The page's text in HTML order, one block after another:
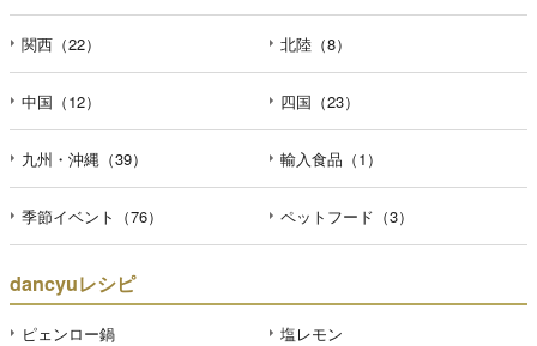
関西（22） 北陸（8）
中国（12） 四国（23）
九州・沖縄（39） 輸入食品（1）
季節イベント（76） ペットフード（3）
dancyuレシピ
ピェンロー鍋 塩レモン